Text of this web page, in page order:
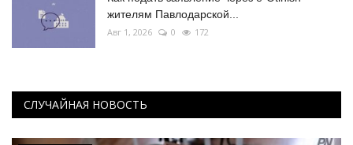
жителям Павлодарской...
Авг 1, 2026 0 172
СЛУЧАЙНАЯ НОВОСТЬ